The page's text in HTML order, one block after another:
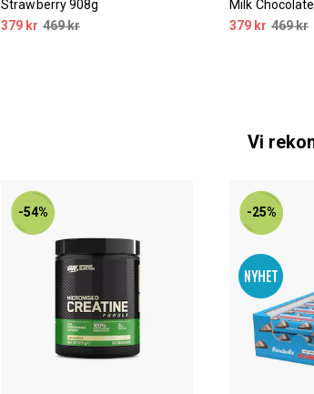
Strawberry 908g
379 kr 469 kr
Milk
379 kr 469 kr
Vi
-54% -25%